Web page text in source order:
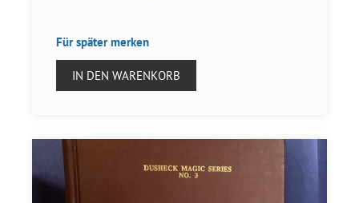
Für später merken
IN DEN WARENKORB